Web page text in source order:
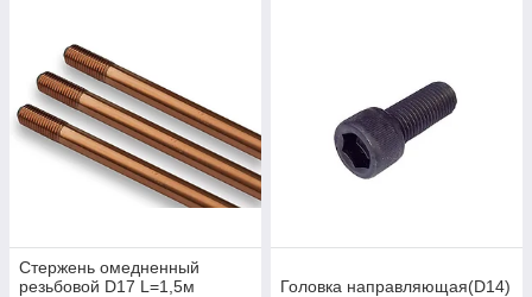
Стержень омедненный
резьбовой D17 L=1,5м
Головка направляющая(D14)